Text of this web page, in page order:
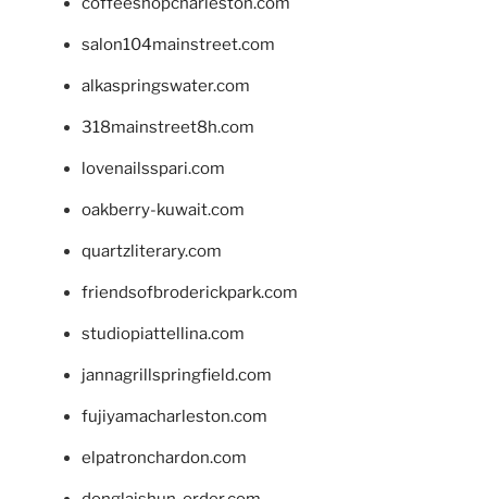
salon104mainstreet.com
alkaspringswater.com
318mainstreet8h.com
lovenailsspari.com
oakberry-kuwait.com
quartzliterary.com
friendsofbroderickpark.com
studiopiattellina.com
jannagrillspringfield.com
fujiyamacharleston.com
elpatronchardon.com